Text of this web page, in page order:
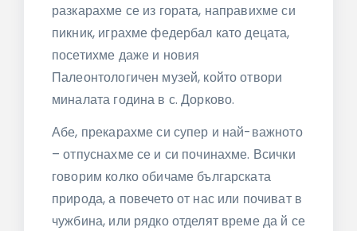
разкарахме се из гората, направихме си
пикник, играхме федербал като децата,
посетихме даже и новия
Палеонтологичен музей, който отвори
миналата година в с. Дорково.
Абе, прекарахме си супер и най-важното
– отпуснахме се и си починахме. Всички
говорим колко обичаме българската
природа, а повечето от нас или почиват в
чужбина, или рядко отделят време да й се